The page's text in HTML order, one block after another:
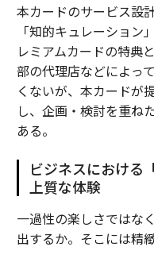
本カードのサービス設
「知的キュレーショ
レミアムカードの特典
部の代理店などによっ
くないが、本カードが
し、企画・検討を重ね
ある。
ビジネスにおける
上質な体験
一過性の楽しさではな
出するか。そこには精